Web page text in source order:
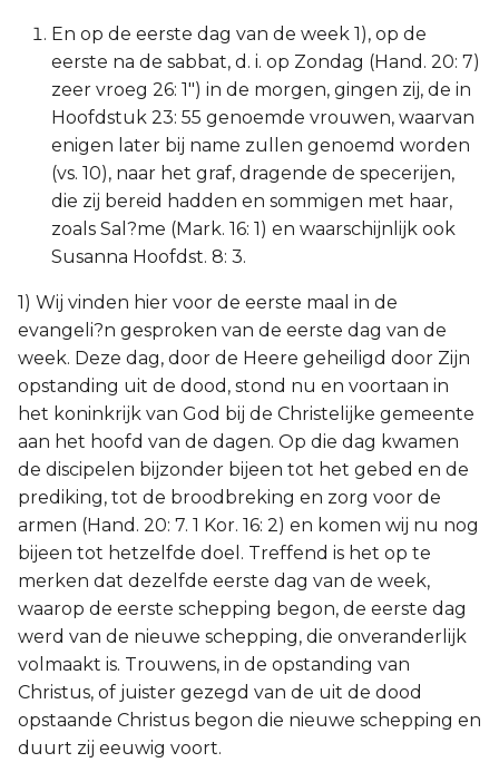
En op de eerste dag van de week 1), op de
eerste na de sabbat, d. i. op Zondag (Hand. 20: 7)
zeer vroeg 26: 1") in de morgen, gingen zij, de in
Hoofdstuk 23: 55 genoemde vrouwen, waarvan
enigen later bij name zullen genoemd worden
(vs. 10), naar het graf, dragende de specerijen,
die zij bereid hadden en sommigen met haar,
zoals Sal?me (Mark. 16: 1) en waarschijnlijk ook
Susanna Hoofdst. 8: 3.
1) Wij vinden hier voor de eerste maal in de
evangeli?n gesproken van de eerste dag van de
week. Deze dag, door de Heere geheiligd door Zijn
opstanding uit de dood, stond nu en voortaan in
het koninkrijk van God bij de Christelijke gemeente
aan het hoofd van de dagen. Op die dag kwamen
de discipelen bijzonder bijeen tot het gebed en de
prediking, tot de broodbreking en zorg voor de
armen (Hand. 20: 7. 1 Kor. 16: 2) en komen wij nu nog
bijeen tot hetzelfde doel. Treffend is het op te
merken dat dezelfde eerste dag van de week,
waarop de eerste schepping begon, de eerste dag
werd van de nieuwe schepping, die onveranderlijk
volmaakt is. Trouwens, in de opstanding van
Christus, of juister gezegd van de uit de dood
opstaande Christus begon die nieuwe schepping en
duurt zij eeuwig voort.